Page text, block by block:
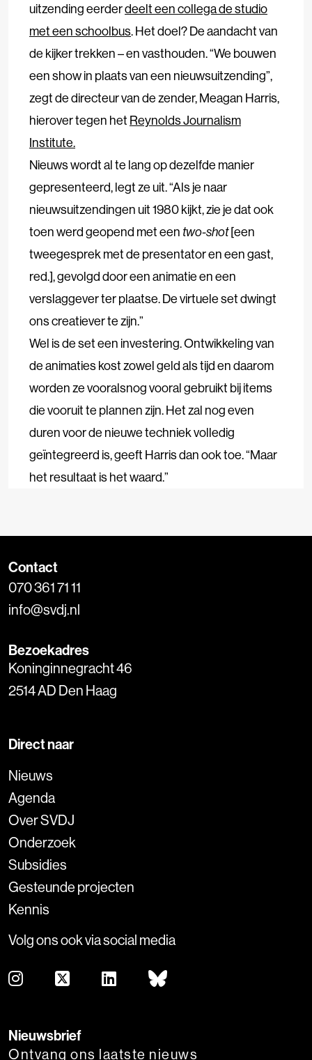
uitzending eerderdeelt een collega de studio
met een schoolbus. Het doel? De aandacht van
de kijker trekken – en vasthouden. “We bouwen
een show in plaats van een nieuwsuitzending”,
zegt de directeur van de zender, Meagan Harris,
hierover tegen het Reynolds Journalism
Institute.
Nieuws wordt al te lang op dezelfde manier
gepresenteerd, legt ze uit. “Als je naar
nieuwsuitzendingen uit 1980 kijkt, zie je dat ook
toen werd geopend met een two-shot[een
tweegesprek met de presentator en een gast,
red.], gevolgd door een animatie en een
verslaggever ter plaatse. De virtuele set dwingt
ons creatiever te zijn.”
Wel is de set een investering. Ontwikkeling van
de animaties kost zowel geld als tijd en daarom
worden ze vooralsnog vooral gebruikt bij items
die vooruit te plannen zijn. Het zal nog even
duren voor de nieuwe techniek volledig
geïntegreerd is, geeft Harris dan ook toe. “Maar
het resultaat is het waard.”
Contact
070 361 71 11
info@svdj.nl
Bezoekadres
Koninginnegracht 46
2514 AD Den Haag
Direct naar
Nieuws
Agenda
Over SVDJ
Onderzoek
Subsidies
Gesteunde projecten
Kennis
Volg ons ook via social media
Nieuwsbrief
Ontvang ons laatste nieuws